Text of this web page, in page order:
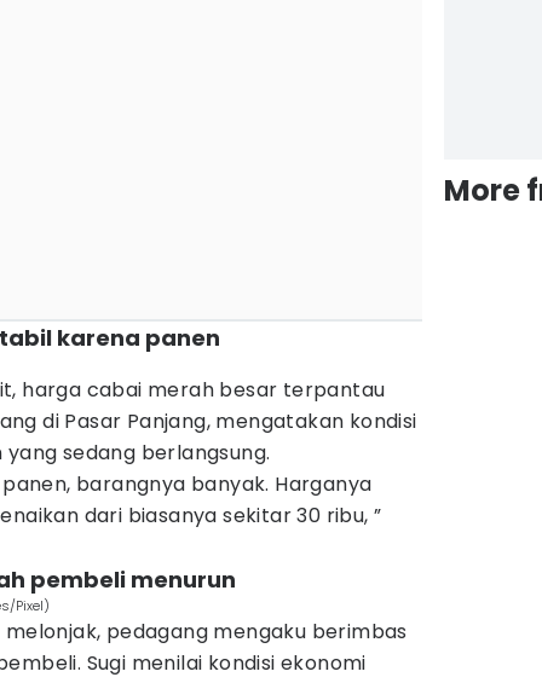
karena panen
harga cabai merah besar terpantau
di Pasar Panjang, mengatakan kondisi
sedang berlangsung.
barangnya banyak. Harganya
dari biasanya sekitar 30 ribu, ”
pembeli menurun
Pixel)
pedagang mengaku berimbas
Sugi menilai kondisi ekonomi
More